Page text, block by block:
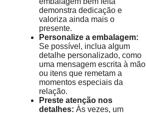
demonstra dedicação e
valoriza ainda mais o
presente.
Personalize a embalagem:
Se possível, inclua algum
detalhe personalizado, como
uma mensagem escrita à mão
ou itens que remetam a
momentos especiais da
relação.
Preste atenção nos
detalhes: Às vezes, um